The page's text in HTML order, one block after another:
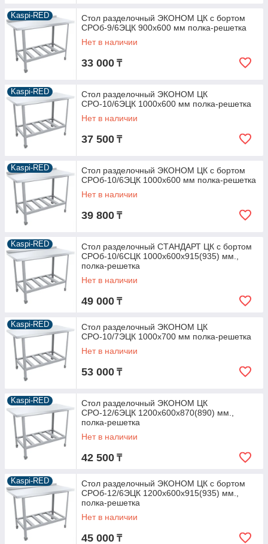
Kaspi-RED
Стол разделочный ЭКОНОМ ЦК с бортом
СРОб-9/6ЭЦК 900х600 мм полка-решетка
Нет в наличии
33 000 ₸
Kaspi-RED
Стол разделочный ЭКОНОМ ЦК
СРО-10/6ЭЦК 1000х600 мм полка-решетка
Нет в наличии
37 500 ₸
Kaspi-RED
Стол разделочный ЭКОНОМ ЦК с бортом
СРОб-10/6ЭЦК 1000х600 мм полка-решетка
Нет в наличии
39 800 ₸
Kaspi-RED
Стол разделочный СТАНДАРТ ЦК с бортом
СРОб-10/6СЦК 1000х600х915(935) мм.,
полка-решетка
Нет в наличии
49 000 ₸
Kaspi-RED
Стол разделочный ЭКОНОМ ЦК
СРО-10/7ЭЦК 1000х700 мм полка-решетка
Нет в наличии
53 000 ₸
Kaspi-RED
Стол разделочный ЭКОНОМ ЦК
СРО-12/6ЭЦК 1200х600х870(890) мм.,
полка-решетка
Нет в наличии
42 500 ₸
Kaspi-RED
Стол разделочный ЭКОНОМ ЦК с бортом
СРОб-12/6ЭЦК 1200х600х915(935) мм.,
полка-решетка
Нет в наличии
45 000 ₸